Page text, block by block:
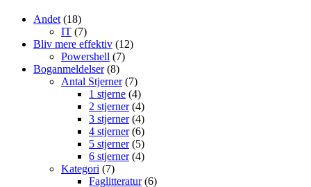
Andet (18)
IT (7)
Bliv mere effektiv (12)
Powershell (7)
Boganmeldelser(8)
Antal Stjerner(7)
1 stjerne (4)
2 stjerner(4)
3 stjerner(4)
4 stjerner(6)
5 stjerner(5)
6 stjerner(4)
Kategori (7)
Faglitteratur(6)